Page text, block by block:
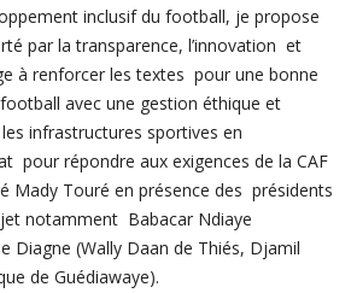
inclusif du football, je propose
par la transparence, l’innovation et
à renforcer les textes pour une bonne
avec une gestion éthique et
infrastructures sportives en
pour répondre aux exigences de la CAF
Mady Touré en présence des présidents
notamment Babacar Ndiaye
Diagne (Wally Daan de Thiés, Djamil
de Guédiawaye).